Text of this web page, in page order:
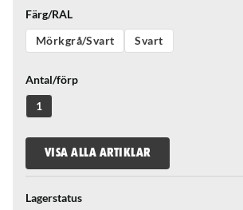
Färg/RAL
Mörkgrå/Svart
Svart
Antal/förp
1
VISA ALLA ARTIKLAR
Lagerstatus